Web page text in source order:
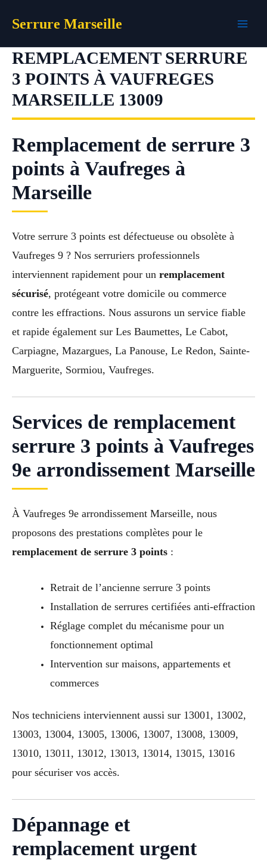
Serrure Marseille
REMPLACEMENT SERRURE
3 POINTS À VAUFREGES
MARSEILLE 13009
Remplacement de serrure 3
points à Vaufreges à
Marseille
Votre serrure 3 points est défectueuse ou obsolète à
Vaufreges 9 ? Nos serruriers professionnels
interviennent rapidement pour un remplacement
sécurisé, protégeant votre domicile ou commerce
contre les effractions. Nous assurons un service fiable
et rapide également sur Les Baumettes, Le Cabot,
Carpiagne, Mazargues, La Panouse, Le Redon, Sainte-
Marguerite, Sormiou, Vaufreges.
Services de remplacement
serrure 3 points à Vaufreges
9e arrondissement Marseille
À Vaufreges 9e arrondissement Marseille, nous
proposons des prestations complètes pour le
remplacement de serrure 3 points :
Retrait de l’ancienne serrure 3 points
Installation de serrures certifiées anti-effraction
Réglage complet du mécanisme pour un
fonctionnement optimal
Intervention sur maisons, appartements et
commerces
Nos techniciens interviennent aussi sur 13001, 13002,
13003, 13004, 13005, 13006, 13007, 13008, 13009,
13010, 13011, 13012, 13013, 13014, 13015, 13016
pour sécuriser vos accès.
Dépannage et
remplacement urgent